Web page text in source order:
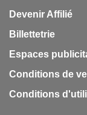
Devenir Affilié
Billettetrie
Espaces
Conditions de
Conditions